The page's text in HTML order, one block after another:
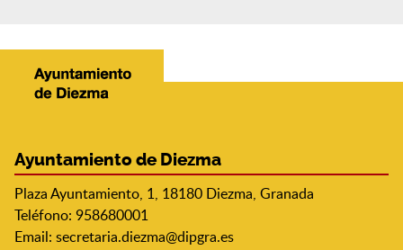
Ayuntamiento de Diezma
Plaza Ayuntamiento, 1, 18180 Diezma, Granada
Teléfono: 958680001
Email: secretaria.diezma@dipgra.es